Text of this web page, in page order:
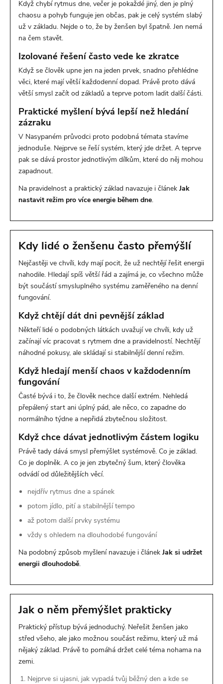
Když chybí rytmus dne, večer je pokaždé jiný, den je plný
chaosu a pohyb funguje jen občas, pak je celý systém slabý
už v základu. Nejde o to, že by ženšen byl špatně. Jen nemá
na čem stavět.
Izolované řešení často vede ke zkratce
Když se člověk upne jen na jeden prvek, snadno přehlédne
věci, které mají větší každodenní dopad. Právě proto dává
větší smysl začít od základů a teprve potom ladit další části.
Praktické myšlení bývá lepší než hledání
zázraku
V Nasypaném průvodci proto podobná témata stavíme
jednoduše. Nejprve se řeší systém, který jde držet. A teprve
pak se dává prostor jednotlivým dílkům, které do něj mohou
zapadnout.
Na pravidelnost a praktický základ navazuje i článek Jak
nastavit režim pro více energie během dne.
Kdy lidé o ženšenu často přemýšlí
Nejčastěji ve chvíli, kdy mají pocit, že už nechtějí řešit energii
nahodile. Hledají spíš větší řád a zajímá je, co všechno může
být součástí smysluplného systému zaměřeného na denní
fungování.
Když chtějí dát dni pevnější základ
Někteří lidé o podobných látkách uvažují ve chvíli, kdy už
začínají víc pracovat s rytmem dne a pravidelností. Nechtějí
náhodné pokusy, ale skládají si stabilnější denní režim.
Když hledají menší chaos v každodenním
fungování
Časté bývá i to, že člověk nechce další extrém. Nehledá
přepálený start ani úplný pád, ale něco, co zapadne do
normálního týdne a nepřidá zbytečnou složitost.
Když chce dávat jednotlivým částem logiku
Právě tady dává smysl přemýšlet systémově. Co je základ.
Co je doplněk. A co je jen zbytečný šum, který člověka
odvádí od důležitějších věcí.
nejdřív rytmus dne a spánek
potom jídlo, pití a stabilnější tempo
až potom další prvky systému
vždy s ohledem na dlouhodobé fungování
Na podobný způsob myšlení navazuje i článek Jak si udržet
energii dlouhodobě.
Jak o něm přemýšlet prakticky
Praktický přístup bývá jednoduchý. Neřešit ženšen jako
střed všeho, ale jako možnou součást režimu, který už má
nějaký základ. Právě to pomáhá držet celé téma nohama na
zemi.
Nejprve si ujasni, jak vypadá tvůj běžný den a kde se